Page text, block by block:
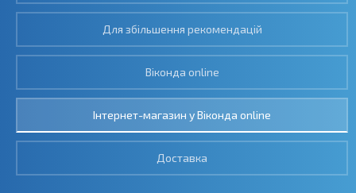
Для збільшення рекомендацій
Віконда online
Інтернет-магазин у Віконда online
Доставка